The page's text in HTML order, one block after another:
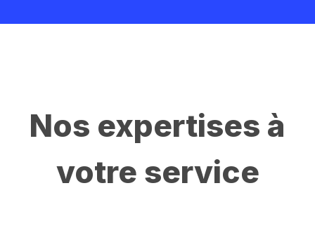
Nos expertises à
votre service